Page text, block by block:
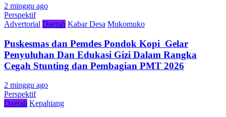
2 minggu ago
Perspektif
Advertorial Daerah Kabar Desa Mukomuko
Puskesmas dan Pemdes Pondok Kopi Gelar
Penyuluhan Dan Edukasi Gizi Dalam Rangka
Cegah Stunting dan Pembagian PMT 2026
2 minggu ago
Perspektif
Daerah Kepahiang